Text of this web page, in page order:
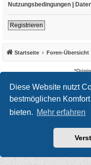
Diese Website nutzt
bestmöglichen
bieten. Mehr erfahren
Nutzungsbedingungen |
Registrieren
Startseite Foren-Übersicht
*
Powered by
Deutsche